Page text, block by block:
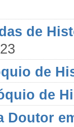
de
de
de
Doutor